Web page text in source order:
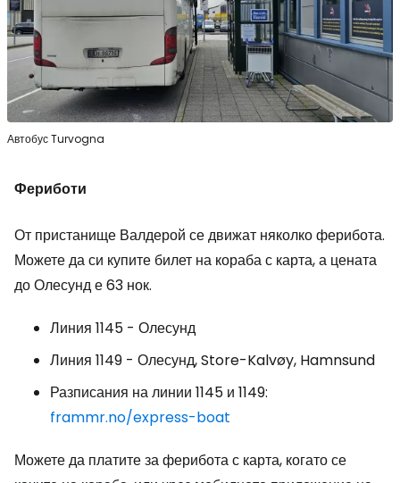
Автобус Turvogna
Фериботи
От пристанище Валдерой се движат няколко ферибота.
Можете да си купите билет на кораба с карта, а цената
до Олесунд е 63 нок.
Линия 1145 - Олесунд
Линия 1149 - Олесунд, Store-Kalvøy, Hamnsund
Разписания на линии 1145 и 1149:
frammr.no/express-boat
Можете да платите за ферибота с карта, когато се